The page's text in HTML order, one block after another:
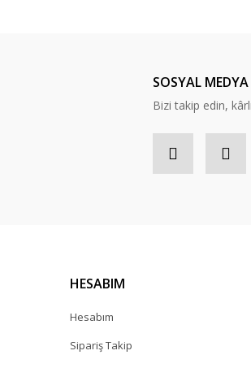
SOSYAL MEDYA
Bizi takip edin, kârlı
HESABIM
Hesabım
Sipariş Takip